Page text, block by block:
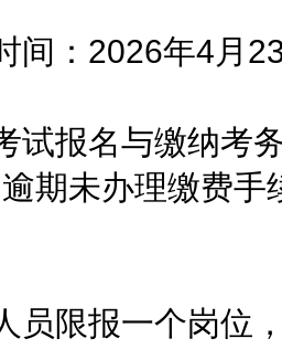
：2026年4月23
报名与缴纳考务
期未办理缴费
限报一个岗位，